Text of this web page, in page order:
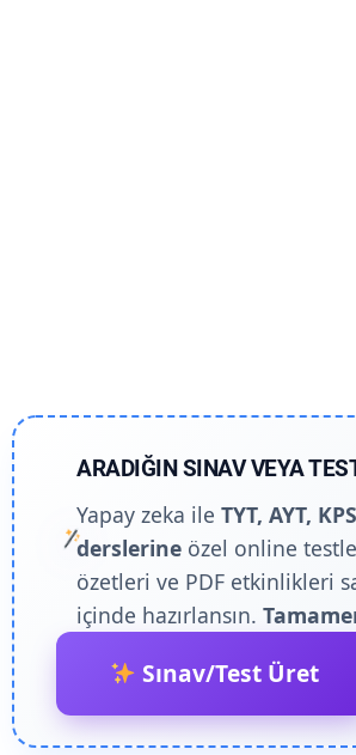
ARADIĞIN SINAV VEYA
Yapay zeka ileTYT, AYT,
derslerine özel online
özetleri ve PDF etkinlikleri
içinde hazırlansın.
Sınav/Test Üret